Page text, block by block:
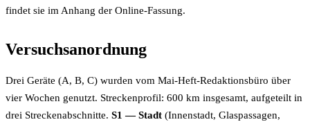
findet sie im Anhang der Online-Fassung.
Versuchsanordnung
Drei Geräte (A, B, C) wurden vom Mai-Heft-Redaktionsbüro über
vier Wochen genutzt. Streckenprofil: 600 km insgesamt, aufgeteilt in
drei Streckenabschnitte. S1 — Stadt (Innenstadt, Glaspassagen,